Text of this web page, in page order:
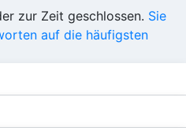
zur Zeit geschlossen. Sie
auf die häufigsten